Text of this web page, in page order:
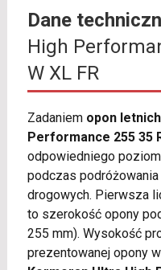
Dane
High
W XL FR
Zadaniem opon
Performance 255 35
odpowiedniego
podczas
drogowych. Pierwsza
to szerokość opony
255 mm). Wysokość
prezentowanej opony